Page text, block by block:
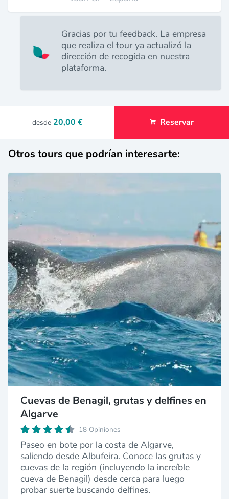
Gracias por tu feedback. La empresa
que realiza el tour ya actualizó la
dirección de recogida en nuestra
plataforma.
desde 20,00 € Reservar
Otros tours que podrían interesarte:
Cuevas de Benagil, grutas y delfines en
Algarve
18 Opiniones
Paseo en bote por la costa de Algarve,
saliendo desde Albufeira. Conoce las grutas y
cuevas de la región (incluyendo la increíble
cueva de Benagil) desde cerca para luego
probar suerte buscando delfines.